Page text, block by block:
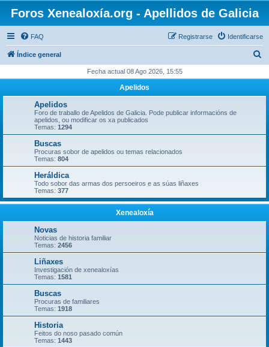
Foros Xenealoxía.org - Apellidos de Galicia
FAQ Identificarse
Registrarse
Índice general
c
Fecha actual 08 Ago 2026, 15:55
Apelidos
Apelidos
Foro de traballo de Apelidos de Galicia. Pode publicar informacións de
apelidos, ou modificar os xa publicados
Temas: 1294
Buscas
Procuras sobor de apelidos ou temas relacionados
Temas: 804
Heráldica
Todo sobor das armas dos persoeiros e as súas liñaxes
Temas: 377
Xenealoxía
Novas
Noticias de historia familiar
Temas: 2456
Liñaxes
Investigación de xenealoxías
Temas: 1581
Buscas
Procuras de familiares
Temas: 1918
Historia
Feitos do noso pasado común
Temas: 1443